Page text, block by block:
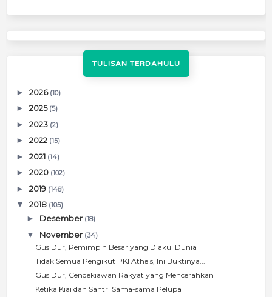
TULISAN TERDAHULU
► 2026 (10)
► 2025 (5)
► 2023 (2)
► 2022 (15)
► 2021 (14)
► 2020 (102)
► 2019 (148)
▼ 2018 (105)
► Desember (18)
▼ November (34)
Gus Dur, Pemimpin Besar yang Diakui Dunia
Tidak Semua Pengikut PKI Atheis, Ini Buktinya...
Gus Dur, Cendekiawan Rakyat yang Mencerahkan
Ketika Kiai dan Santri Sama-sama Pelupa